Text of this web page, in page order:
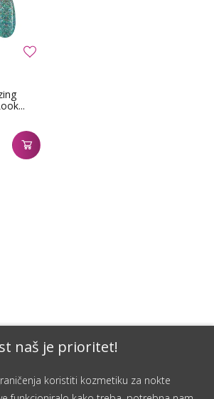
naš je prioritet!
koristiti kozmetiku za nokte